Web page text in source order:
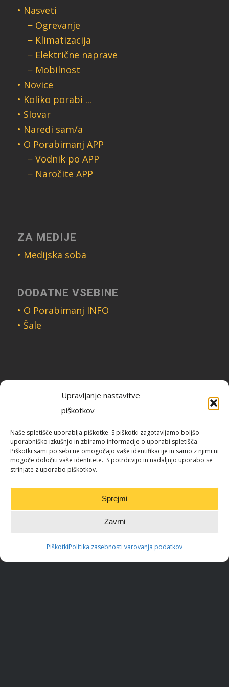
Upravljanje nastavitve
piškotkov
Naše spletišče uporablja piškotke. S piškotki zagotavljamo boljšo
uporabniško izkušnjo in zbiramo informacije o uporabi spletišča.
Piškotki sami po sebi ne omogočajo vaše identifikacije in samo z njimi ni
mogoče določiti vaše identitete. S potrditvijo in nadaljnjo uporabo se
strinjate z uporabo piškotkov.
Sprejmi
Zavrni
PiškotkiPolitika zasebnosti varovanja podatkov
• Nasveti
− Ogrevanje
− Klimatizacija
− Električne naprave
− Mobilnost
• Novice
• Koliko porabi ...
• Slovar
• Naredi sam/a
• O Porabimanj APP
− Vodnik po APP
− Naročite APP
ZA MEDIJE
• Medijska soba
DODATNE VSEBINE
• O Porabimanj INFO
• Šale
Brezplačni neodvisni spletni energetski
svetovalec
Raziskava energetske učinkovitosti